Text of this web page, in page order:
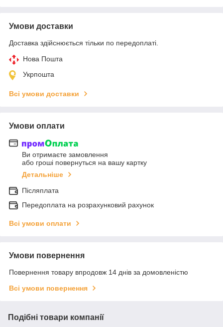
Умови доставки
Доставка здійснюється тільки по передоплаті.
Нова Пошта
Укрпошта
Всі умови доставки
Умови оплати
Ви отримаєте замовлення
або гроші повернуться на вашу картку
Детальніше
Післяплата
Передоплата на розрахунковий рахунок
Всі умови оплати
Умови повернення
Повернення товару впродовж 14 днів за домовленістю
Всі умови повернення
Подібні товари компанії